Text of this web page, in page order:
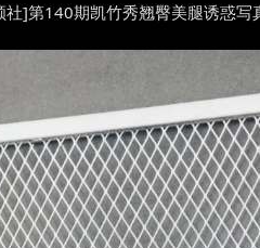
]第140期凯竹秀翘臀美腿诱惑写